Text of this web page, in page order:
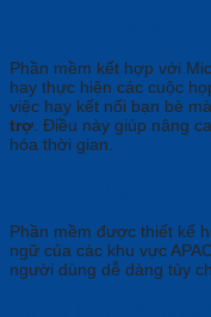
Phần mềm kết hợp với
hay thực hiện các cuộc
việc hay kết nối bạn bè mà
trợ . Điều này giúp nâng
hóa thời gian.
Phần mềm được thiết kế
ngữ của các khu vực
người dùng dễ dàng tùy